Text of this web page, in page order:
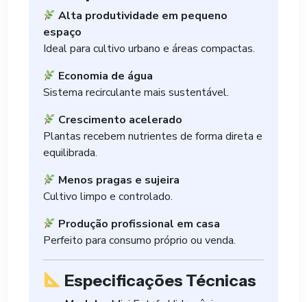
Alta produtividade em pequeno
espaço
Ideal para cultivo urbano e áreas compactas.
Economia de água
Sistema recirculante mais sustentável.
Crescimento acelerado
Plantas recebem nutrientes de forma direta e
equilibrada.
Menos pragas e sujeira
Cultivo limpo e controlado.
Produção profissional em casa
Perfeito para consumo próprio ou venda.
Especificações Técnicas